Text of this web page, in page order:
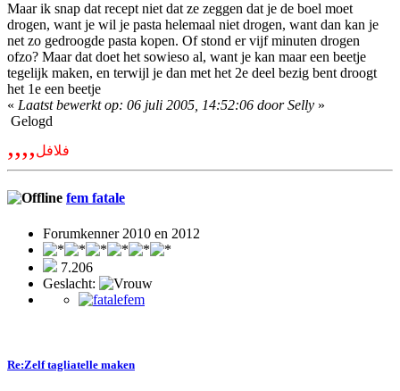
Maar ik snap dat recept niet dat ze zeggen dat je de boel moet
drogen, want je wil je pasta helemaal niet drogen, want dan kan je
net zo gedroogde pasta kopen. Of stond er vijf minuten drogen
ofzo? Maar dat doet het sowieso al, want je kan maar een beetje
tegelijk maken, en terwijl je dan met het 2e deel bezig bent droogt
het 1e een beetje
« Laatst bewerkt op: 06 juli 2005, 14:52:06 door Selly »
Gelogd
,,,,فلافل
fem fatale
Forumkenner 2010 en 2012
7.206
Geslacht:
Re:Zelf tagliatelle maken